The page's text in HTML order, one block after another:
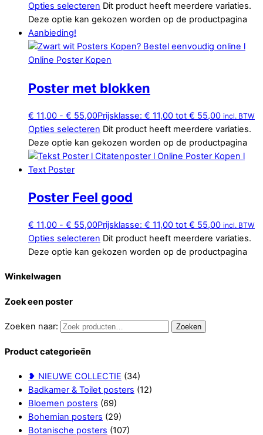
Opties selecteren Dit product heeft meerdere variaties.
Deze optie kan gekozen worden op de productpagina
Aanbieding!
Poster met blokken
€ 11,00 - € 55,00Prijsklasse: € 11,00 tot € 55,00 incl. BTW
Opties selecteren Dit product heeft meerdere variaties.
Deze optie kan gekozen worden op de productpagina
Poster Feel good
€ 11,00 - € 55,00Prijsklasse: € 11,00 tot € 55,00 incl. BTW
Opties selecteren Dit product heeft meerdere variaties.
Deze optie kan gekozen worden op de productpagina
Winkelwagen
Zoek een poster
Zoeken naar: Zoeken
Product categorieën
❥ NIEUWE COLLECTIE (34)
Badkamer & Toilet posters (12)
Bloemen posters (69)
Bohemian posters (29)
Botanische posters (107)